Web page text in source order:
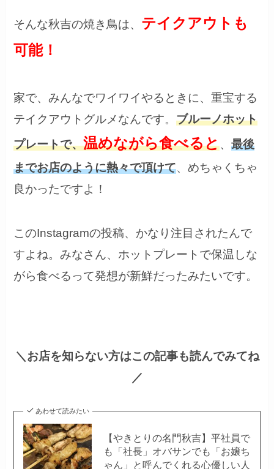
そんな秋吉の焼き鳥は、 テイクアウトも
可能！
家で、みんなでワイワイやるときに、重宝する
テイクアウトグルメなんです。ブルーノホット
プレートで、温めながら食べると、最後
までお店のように熱々で頂けて、めちゃくちゃ
良かったですよ！
このInstagramの投稿、かなり注目されたんで
すよね。みなさん、ホットプレートで保温しな
がら食べるって発想が新鮮だったみたいです。
＼お店を知らない方はこの記事も読んでみてね
／
あわせて読みたい
【やきとりの名門秋吉】平社員で
も「社長」オバサンでも「お嬢ち
ゃん」と呼んでくれる心優しい人